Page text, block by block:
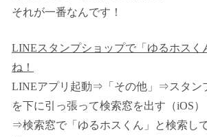
それが一番なんです！
LINEスタンプショップで「ゆるホスく
ね！
LINEアプリ起動⇒「その他」⇒スタン
を下に引っ張って検索窓を出す（iOS）
⇒検索窓で「ゆるホスくん」と検索し